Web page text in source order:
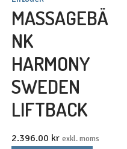
flera
MASSAGEBÄ
NK
HARMONY
SWEDEN
LIFTBACK
2.396.00 kr exkl. moms